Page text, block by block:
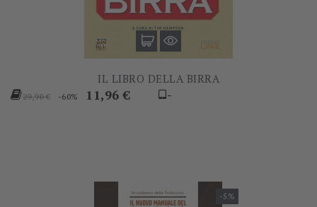
IL LIBRO DELLA BIRRA
Prezzo
29,90 € -60% Prezzo
11,96 € -
-5%